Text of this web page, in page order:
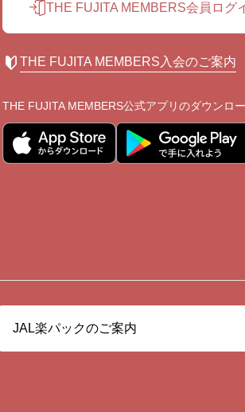
THE FUJITA MEMBERS会員ログ
THE FUJITA MEMBERS入会のご案内
THE FUJITA MEMBERS公式アプリのダウンロ
JAL楽パックのご案内